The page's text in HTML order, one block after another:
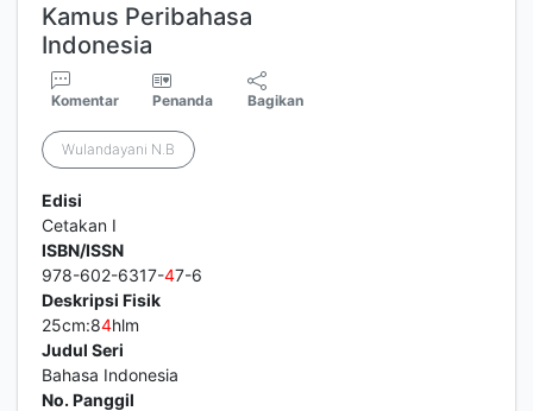
Kamus Peribahasa
Indonesia
Komentar Penanda Bagikan
Wulandayani N.B
Edisi
Cetakan I
ISBN/ISSN
978-602-6317-47-6
Deskripsi Fisik
25cm:84hlm
Judul Seri
Bahasa Indonesia
No. Panggil